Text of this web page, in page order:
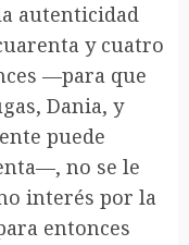
autenticidad
y cuatro
—para que
Dania, y
puede
no se le
interés por la
entonces